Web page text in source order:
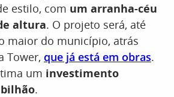
estilo, com um arranha-céu
altura. O projeto será, até
maior do município, atrás
Tower, que já está em obras.
um investimento
.